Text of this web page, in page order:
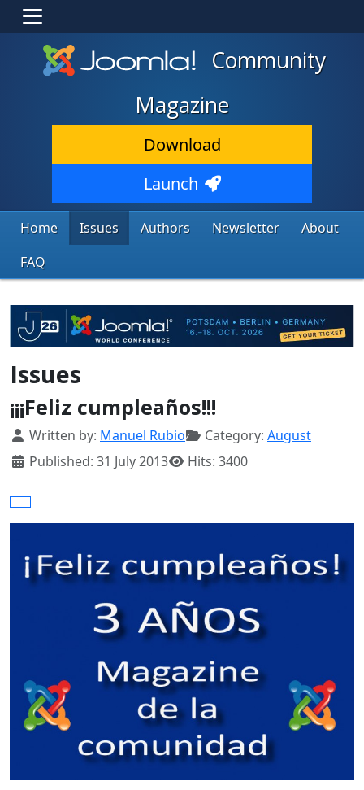
Community
Magazine
Download
Launch
Home Issues Authors Newsletter
About
FAQ
Issues
¡¡¡Feliz cumpleaños!!!
Details
Written by: Manuel Rubio Category: August
Published: 31 July 2013
Hits: 3400